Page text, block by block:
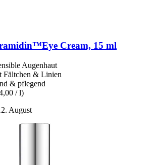
Cream, 15 ml
Augenhaut
Fältchen & Linien
& pflegend
/ l)
August